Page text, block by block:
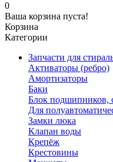
0
Ваша корзина пуста!
Корзина
Категории
Запчасти для
Активаторы (ребро)
Амортизаторы
Баки
Блок подшипников,
Для
Замки люка
Клапан воды
Крепёж
Крестовины